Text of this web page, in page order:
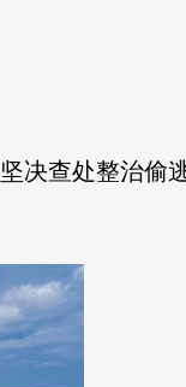
决查处整治偷